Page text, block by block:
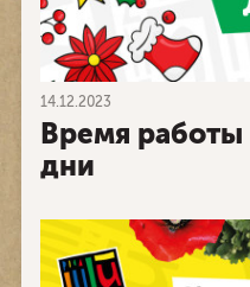
14.12.2023
Время
дни